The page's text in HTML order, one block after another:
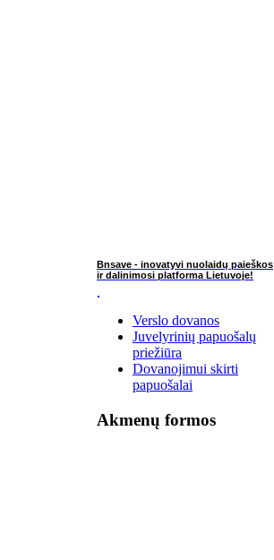
Bnsave - inovatyvi nuolaidų paieškos
ir dalinimosi platforma Lietuvoje!
Verslo dovanos
Juvelyrinių papuošalų
priežiūra
Dovanojimui skirti
papuošalai
Akmenų formos